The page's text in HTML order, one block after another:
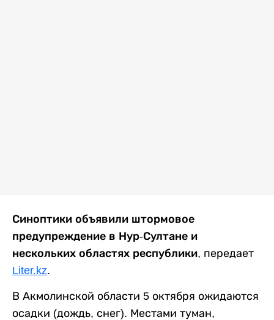
Синоптики объявили штормовое
предупреждение в Нур-Султане и
нескольких областях республики, передает
Liter.kz.
В Акмолинской области 5 октября ожидаются
осадки (дождь, снег). Местами туман,